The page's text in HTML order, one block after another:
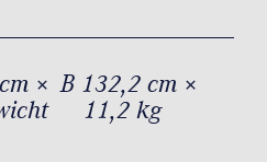
× B 132,2 cm ×
11,2 kg